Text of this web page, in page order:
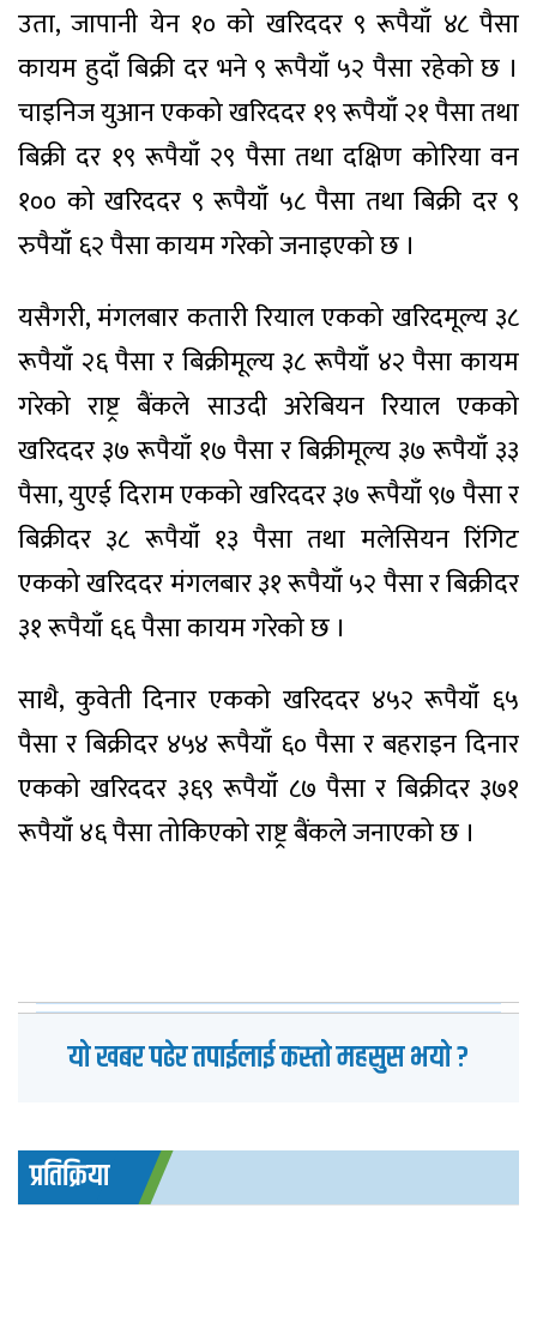
उता, जापानी येन १० को खरिददर ९ रूपैयाँ ४८ पैसा
कायम हुदाँ बिक्री दर भने ९ रूपैयाँ ५२ पैसा रहेको छ ।
चाइनिज युआन एकको खरिददर १९ रूपैयाँ २१ पैसा तथा
बिक्री दर १९ रूपैयाँ २९ पैसा तथा दक्षिण कोरिया वन
१०० को खरिददर ९ रूपैयाँ ५८ पैसा तथा बिक्री दर ९
रुपैयाँ ६२ पैसा कायम गरेको जनाइएको छ ।
यसैगरी, मंगलबार कतारी रियाल एकको खरिदमूल्य ३८
रूपैयाँ २६ पैसा र बिक्रीमूल्य ३८ रूपैयाँ ४२ पैसा कायम
गरेको राष्ट्र बैंकले साउदी अरेबियन रियाल एकको
खरिददर ३७ रूपैयाँ १७ पैसा र बिक्रीमूल्य ३७ रूपैयाँ ३३
पैसा, युएई दिराम एकको खरिददर ३७ रूपैयाँ ९७ पैसा र
बिक्रीदर ३८ रूपैयाँ १३ पैसा तथा मलेसियन रिंगिट
एकको खरिददर मंगलबार ३१ रूपैयाँ ५२ पैसा र बिक्रीदर
३१ रूपैयाँ ६६ पैसा कायम गरेको छ ।
साथै, कुवेती दिनार एकको खरिददर ४५२ रूपैयाँ ६५
पैसा र बिक्रीदर ४५४ रूपैयाँ ६० पैसा र बहराइन दिनार
एकको खरिददर ३६९ रूपैयाँ ८७ पैसा र बिक्रीदर ३७१
रूपैयाँ ४६ पैसा तोकिएको राष्ट्र बैंकले जनाएको छ ।
यो खबर पढेर तपाईलाई कस्तो महसुस भयो ?
प्रतिक्रिया